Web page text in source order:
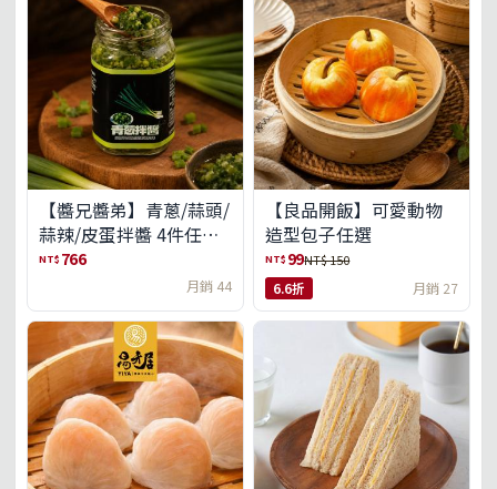
【醬兄醬弟】青蔥/蒜頭/
蒜辣/皮蛋拌醬 4件任選
(免運組)
NT$ 766
月銷 44
【良品開飯】可愛動物
造型包子任選
NT$ 99NT$ 150
6.6折 月銷 27